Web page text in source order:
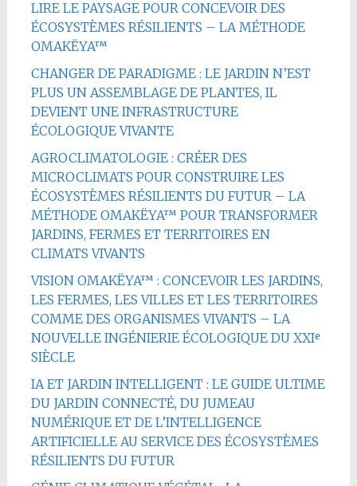
LIRE LE PAYSAGE POUR CONCEVOIR DES
ÉCOSYSTÈMES RÉSILIENTS – LA MÉTHODE
OMAKËYA™
CHANGER DE PARADIGME : LE JARDIN N’EST
PLUS UN ASSEMBLAGE DE PLANTES, IL
DEVIENT UNE INFRASTRUCTURE
ÉCOLOGIQUE VIVANTE
AGROCLIMATOLOGIE : CRÉER DES
MICROCLIMATS POUR CONSTRUIRE LES
ÉCOSYSTÈMES RÉSILIENTS DU FUTUR – LA
MÉTHODE OMAKËYA™ POUR TRANSFORMER
JARDINS, FERMES ET TERRITOIRES EN
CLIMATS VIVANTS
VISION OMAKËYA™ : CONCEVOIR LES JARDINS,
LES FERMES, LES VILLES ET LES TERRITOIRES
COMME DES ORGANISMES VIVANTS – LA
NOUVELLE INGÉNIERIE ÉCOLOGIQUE DU XXIᵉ
SIÈCLE
IA ET JARDIN INTELLIGENT : LE GUIDE ULTIME
DU JARDIN CONNECTÉ, DU JUMEAU
NUMÉRIQUE ET DE L’INTELLIGENCE
ARTIFICIELLE AU SERVICE DES ÉCOSYSTÈMES
RÉSILIENTS DU FUTUR